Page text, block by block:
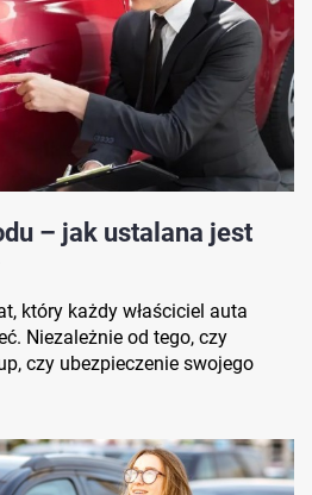
– jak ustalana jest
który każdy właściciel auta
Niezależnie od tego, czy
czy ubezpieczenie swojego